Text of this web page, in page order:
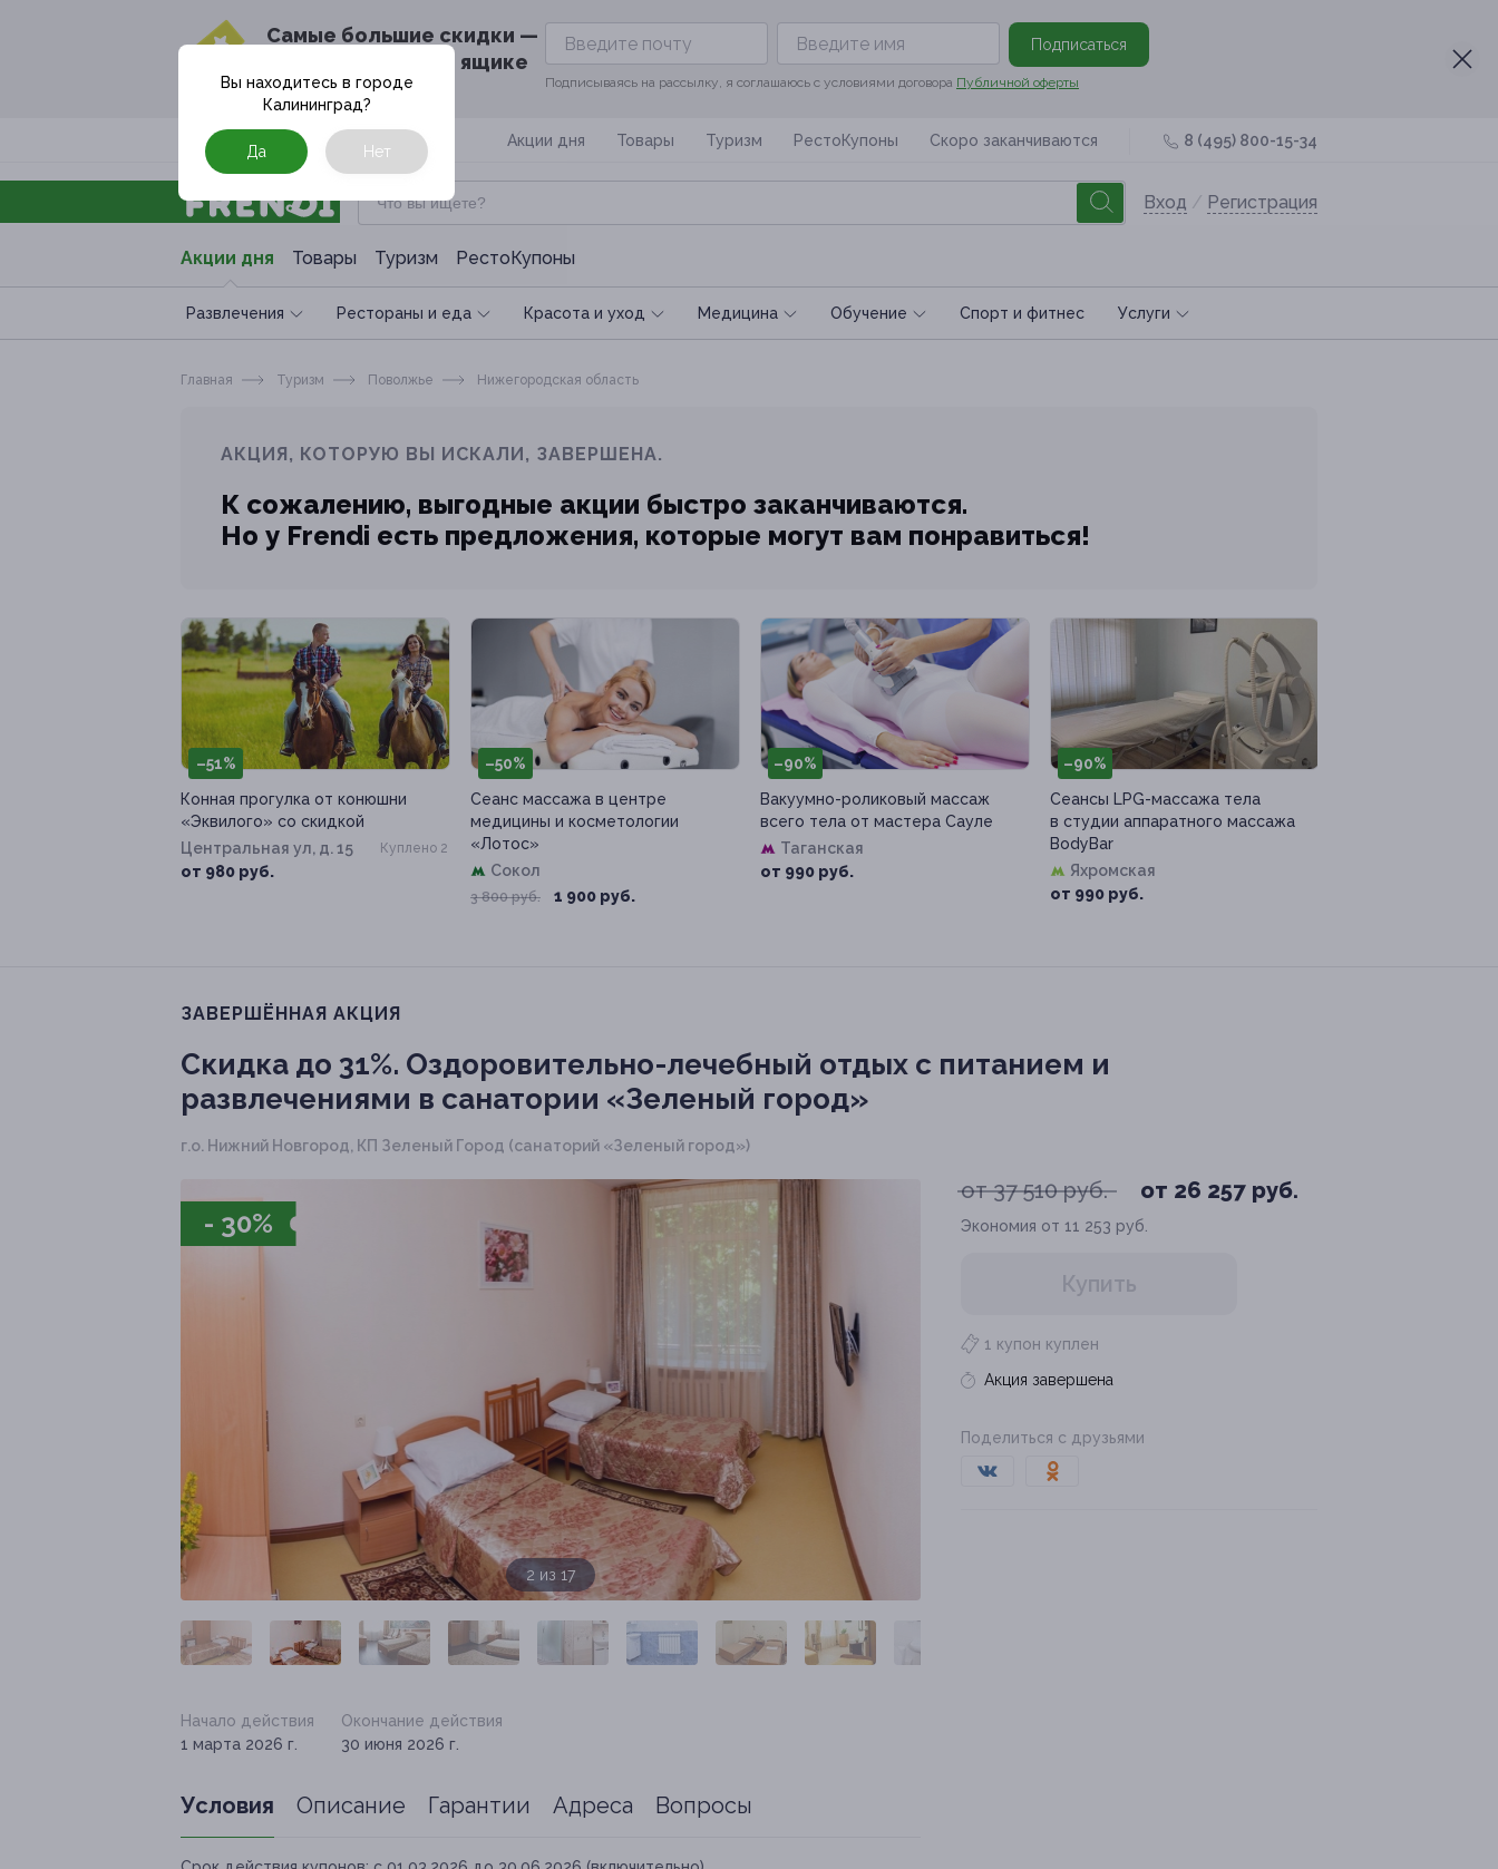
Cамые большие скидки —
в твоём почтовом ящике
Подписаться
Подписываясь на рассылку, я соглашаюсь с условиями договора Публичной оферты
Москва Акции дня Товары Туризм РестоКупоны Скоро заканчиваются 8 (495) 800-15-34
Вход / Регистрация
Акции дня Товары Туризм РестоКупоны
Развлечения Рестораны и еда Красота и уход Медицина Обучение Спoрт и фитнес Услуги
Вы находитесь в городе
Калининград?
Да Нет
Главная Туризм Поволжье Нижегородская область
АКЦИЯ, КОТОРУЮ ВЫ ИСКАЛИ, ЗАВЕРШЕНА.
К сожалению, выгодные акции быстро заканчиваются.
Но у Frendi есть предложения, которые могут вам понравиться!
–51%
Конная прогулка от конюшни
«Эквилого» со скидкой
Центральная ул, д. 15
от 980 руб.
Куплено 2
–50%
Сеанс массажа в центре
медицины и косметологии
«Лотос»
Сокол
3 800 руб. 1 900 руб.
–90%
Вакуумно-роликовый массаж
всего тела от мастера Сауле
Таганская
от 990 руб.
–90%
Сеансы LPG-массажа тела
в студии аппаратного массажа
BodyBar
Яхромская
от 990 руб.
ЗАВЕРШЁННАЯ АКЦИЯ
Скидка до 31%. Оздоровительно-лечебный отдых с питанием и
развлечениями в санатории «Зеленый город»
г.о. Нижний Новгород, КП Зеленый Город (санаторий «Зеленый город»)
- 30%
2 из 17
от 37 510 руб. от 26 257 руб.
Экономия от 11 253 руб.
Купить
1 купон куплен
Акция завершена
Поделиться с друзьями
Начало действия
1 марта 2026 г.
Окончание действия
30 июня 2026 г.
Условия Описание Гарантии Адреса Вопросы